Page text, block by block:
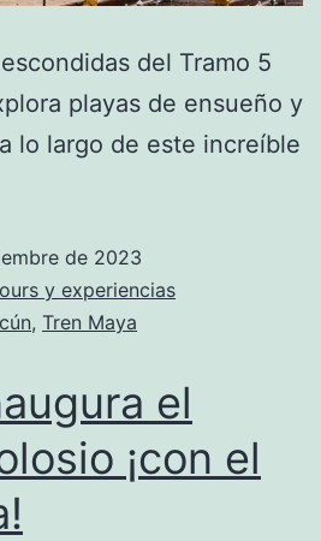
del Tramo 5
playas de ensueño y
lo largo de este increíble
de 2023
y experiencias
, Tren Maya
el
¡con el